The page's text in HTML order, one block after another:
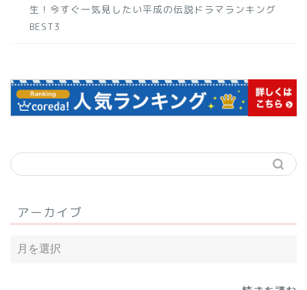
生！今すぐ一気見したい平成の伝説ドラマランキング
BEST3
アーカイブ